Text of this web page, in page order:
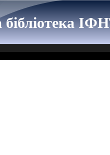
бібліотека